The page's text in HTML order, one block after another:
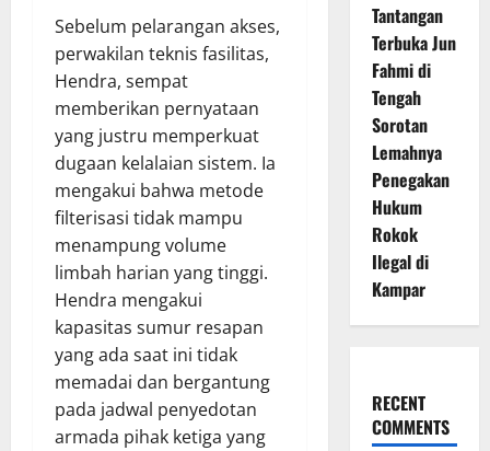
Sebelum pelarangan akses,
perwakilan teknis fasilitas,
Hendra, sempat
memberikan pernyataan
yang justru memperkuat
dugaan kelalaian sistem. Ia
mengakui bahwa metode
filterisasi tidak mampu
menampung volume
limbah harian yang tinggi.
Hendra mengakui
kapasitas sumur resapan
yang ada saat ini tidak
memadai dan bergantung
pada jadwal penyedotan
armada pihak ketiga yang
Tantangan
Terbuka Jun
Fahmi di
Tengah
Sorotan
Lemahnya
Penegakan
Hukum
Rokok
Ilegal di
Kampar
RECENT
COMMENTS